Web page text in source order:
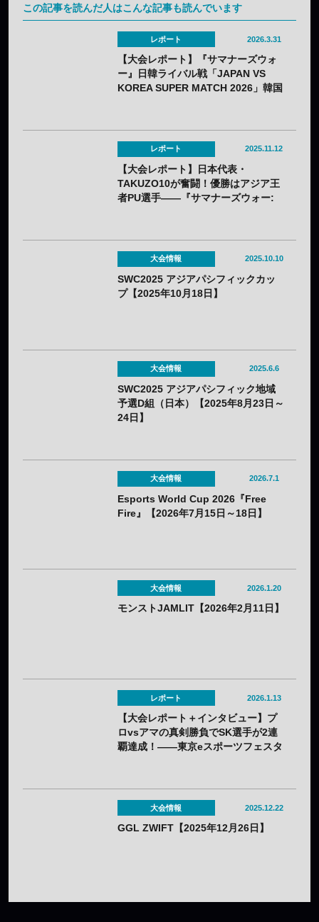
この記事を読んだ人はこんな記事も読んでいます
レポート 2026.3.31
【大会レポート】『サマナーズウォ
ー』日韓ライバル戦「JAPAN VS
KOREA SUPER MATCH 2026」韓国
レポート 2025.11.12
【大会レポート】日本代表・
TAKUZO10が奮闘！優勝はアジア王
者PU選手——『サマナーズウォー:
大会情報 2025.10.10
SWC2025 アジアパシフィックカッ
プ【2025年10月18日】
大会情報 2025.6.6
SWC2025 アジアパシフィック地域
予選D組（日本）【2025年8月23日～
24日】
大会情報 2026.7.1
Esports World Cup 2026『Free
Fire』【2026年7月15日～18日】
大会情報 2026.1.20
モンストJAMLIT【2026年2月11日】
レポート 2026.1.13
【大会レポート＋インタビュー】プ
ロvsアマの真剣勝負でSK選手が2連
覇達成！——東京eスポーツフェスタ
大会情報 2025.12.22
GGL ZWIFT【2025年12月26日】